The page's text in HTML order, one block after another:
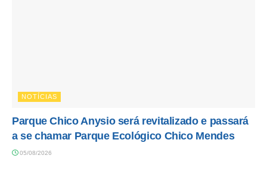
NOTÍCIAS
Parque Chico Anysio será revitalizado e passará
a se chamar Parque Ecológico Chico Mendes
05/08/2026